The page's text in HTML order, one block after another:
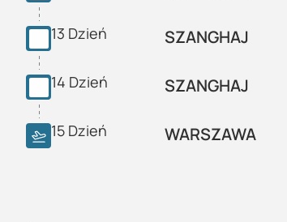
13 Dzień SZANGHAJ
14 Dzień SZANGHAJ
15 Dzień WARSZAWA